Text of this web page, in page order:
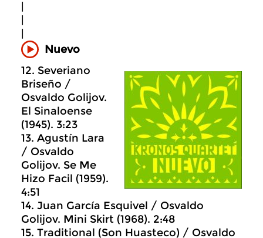
Nuevo
12. Severiano
Briseño /
Osvaldo Golijov.
El Sinaloense
(1945). 3:23
13. Agustín Lara
/ Osvaldo
Golijov. Se Me
Hizo Facil (1959).
4:51
14. Juan García Esquivel / Osvaldo
Golijov. Mini Skirt (1968). 2:48
15. Traditional (Son Huasteco) / Osvaldo